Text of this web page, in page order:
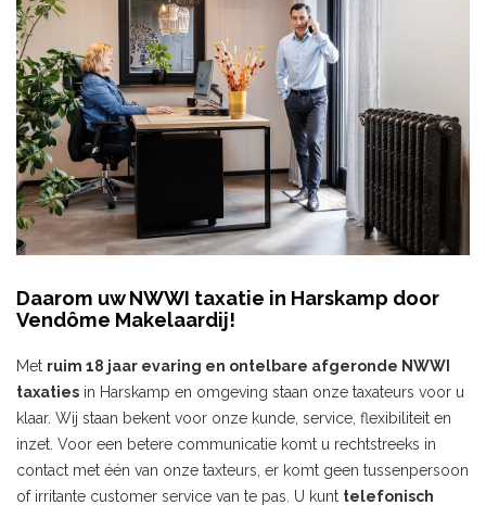
Daarom uw NWWI taxatie in Harskamp door
Vendôme Makelaardij!
Met ruim 18 jaar evaring en ontelbare afgeronde NWWI
taxaties in Harskamp en omgeving staan onze taxateurs voor u
klaar. Wij staan bekent voor onze kunde, service, flexibiliteit en
inzet. Voor een betere communicatie komt u rechtstreeks in
contact met één van onze taxteurs, er komt geen tussenpersoon
of irritante customer service van te pas. U kunt telefonisch